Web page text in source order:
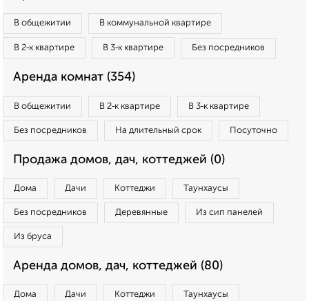
В общежитии В коммунальной квартире
В 2‑к квартире В 3‑к квартире Без посредников
Аренда комнат (354)
В общежитии В 2‑к квартире В 3‑к квартире
Без посредников На длительный срок Посуточно
Продажа домов, дач, коттеджей (0)
Дома Дачи Коттеджи Таунхаусы
Без посредников Деревянные Из сип панелей
Из бруса
Аренда домов, дач, коттеджей (80)
Дома Дачи Коттеджи Таунхаусы